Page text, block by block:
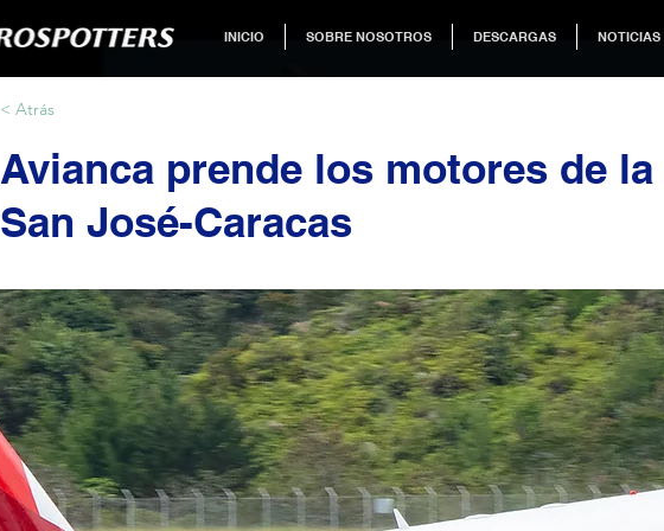
INICIO SOBRE NOSOTROS DESCARGAS NOTICIAS
< Atrás
Avianca prende los motores de
San José-Caracas